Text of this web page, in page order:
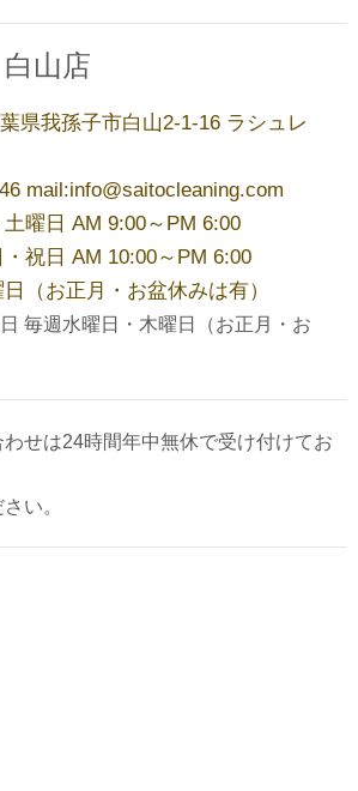
！毛布・布団キャンペーン
ウィーク営業のお知らせ
2026年8月
2026年5月
山店
県我孫子市白山2-1-16 ラシュレ
mail:info@saitocleaning.com
曜日 AM 9:00～PM 6:00
AM 10:00～PM 6:00
（お正月・お盆休みは有）
毎週水曜日・木曜日（お正月・お
せは24時間年中無休で受け付けてお
い。